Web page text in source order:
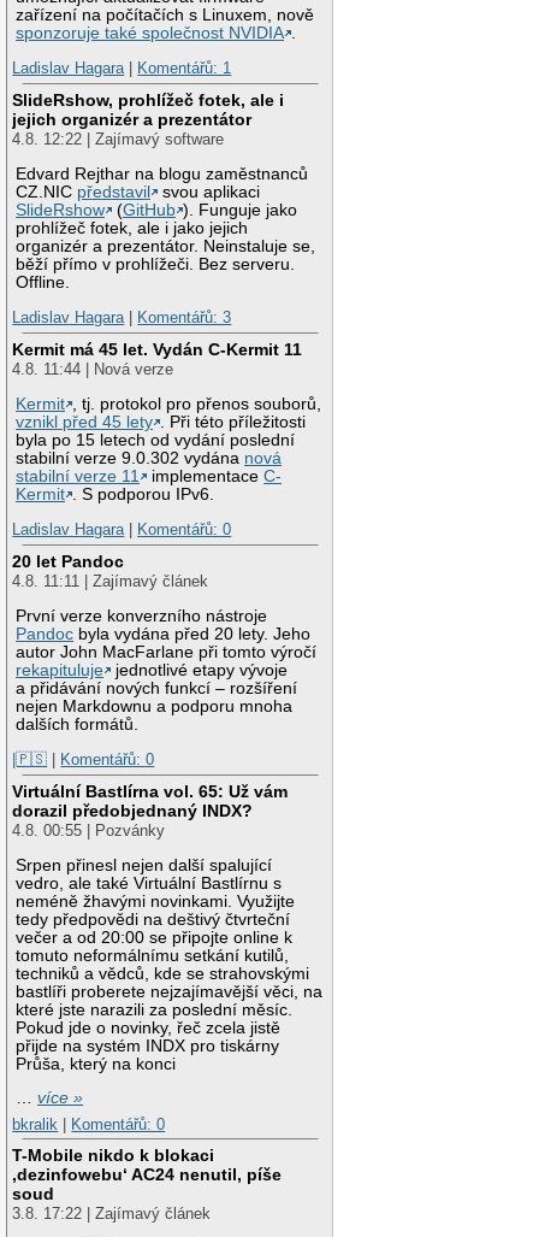
zařízení na počítačích s Linuxem, nově
sponzoruje také společnost NVIDIA
Ladislav Hagara| Komentářů: 1
SlideRshow, prohlížeč fotek, ale i
jejich organizér a prezentátor
4.8. 12:22 | Zajímavý software
Edvard Rejthar na blogu zaměstnanců
CZ.NIC představil
svou aplikaci
SlideRshow
(GitHub ). Funguje jako
prohlížeč fotek, ale i jako jejich
organizér a prezentátor. Neinstaluje se,
běží přímo v prohlížeči. Bez serveru.
Offline.
Ladislav Hagara| Komentářů: 3
Kermit má 45 let. Vydán C-Kermit 11
4.8. 11:44 | Nová verze
Kermit
, tj. protokol pro přenos souborů,
vznikl před 45 lety
. Při této příležitosti
byla po 15 letech od vydání poslední
stabilní verze 9.0.302 vydána nová
stabilní verze 11
implementaceC-
Kermit
. S podporou IPv6.
Ladislav Hagara| Komentářů: 0
20 let Pandoc
4.8. 11:11 | Zajímavý článek
První verze konverzního nástroje
Pandoc byla vydána před 20 lety. Jeho
autor John MacFarlane při tomto výročí
rekapituluje
jednotlivé etapy vývoje
a přidávání nových funkcí – rozšíření
nejen Markdownu a podporu mnoha
dalších formátů.
|🇵🇸
Komentářů: 0
Virtuální Bastlírna vol. 65: Už vám
dorazil předobjednaný INDX?
4.8. 00:55 | Pozvánky
Srpen přinesl nejen další spalující
vedro, ale také Virtuální Bastlírnu s
neméně žhavými novinkami. Využijte
tedy předpovědi na deštivý čtvrteční
večer a od 20:00 se připojte online k
tomuto neformálnímu setkání kutilů,
techniků a vědců, kde se strahovskými
bastlíři proberete nejzajímavější věci, na
které jste narazili za poslední měsíc.
Pokud jde o novinky, řeč zcela jistě
přijde na systém INDX pro tiskárny
Průša, který na konci
…více »
bkralik | Komentářů: 0
T-Mobile nikdo k blokaci
‚dezinfowebu‘ AC24 nenutil, píše
soud
3.8. 17:22 | Zajímavý článek